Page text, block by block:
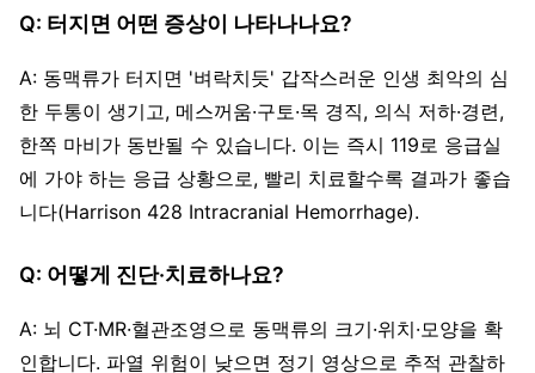
Q: 터지면 어떤 증상이 나타나나요?
A: 동맥류가 터지면 '벼락치듯' 갑작스러운 인생 최악의 심
한 두통이 생기고, 메스꺼움·구토·목 경직, 의식 저하·경련,
한쪽 마비가 동반될 수 있습니다. 이는 즉시 119로 응급실
에 가야 하는 응급 상황으로, 빨리 치료할수록 결과가 좋습
니다(Harrison 428 Intracranial Hemorrhage).
Q: 어떻게 진단·치료하나요?
A: 뇌 CT·MR·혈관조영으로 동맥류의 크기·위치·모양을 확
인합니다. 파열 위험이 낮으면 정기 영상으로 추적 관찰하